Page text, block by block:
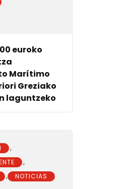
euroko
Marítimo
Greziako
laguntzeko
,
,
, NOTICIAS